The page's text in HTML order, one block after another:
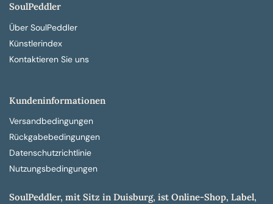
SoulPeddler
Über SoulPeddler
Künstlerindex
Kontaktieren Sie uns
Kundeninformationen
Versandbedingungen
Rückgabebedingungen
Datenschutzrichtlinie
Nutzungsbedingungen
SoulPeddler, mit Sitz in Duisburg, ist Online-Shop, Label,